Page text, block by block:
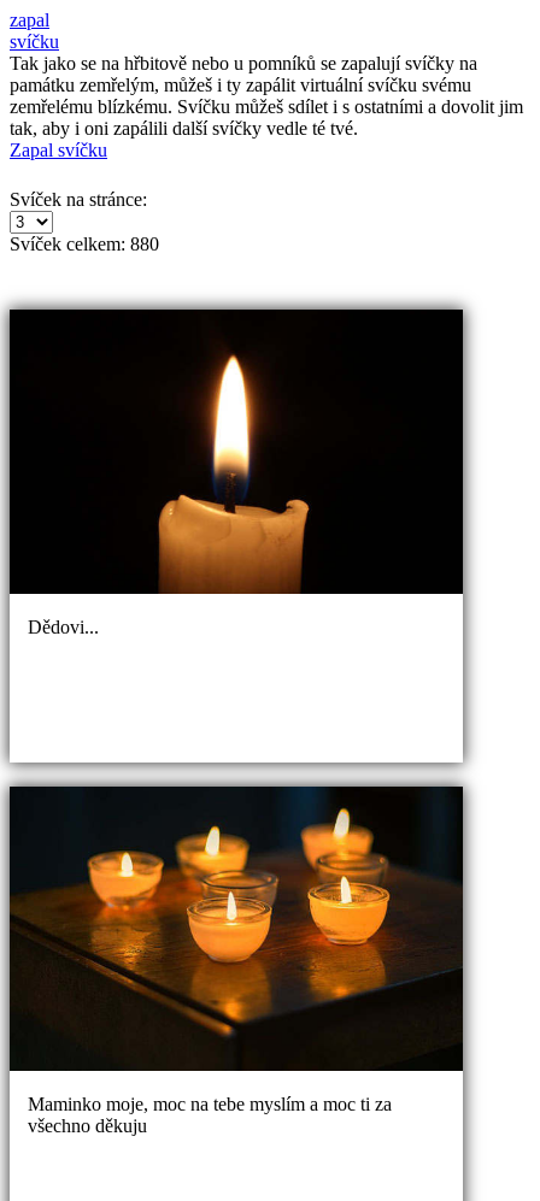
zapal
svíčku
Tak jako se na hřbitově nebo u pomníků se zapalují svíčky na
památku zemřelým, můžeš i ty zapálit virtuální svíčku svému
zemřelému blízkému. Svíčku můžeš sdílet i s ostatními a dovolit jim
tak, aby i oni zapálili další svíčky vedle té tvé.
Zapal svíčku
Svíček na stránce:
Svíček celkem: 880
Dědovi...
Maminko moje, moc na tebe myslím a moc ti za
všechno děkuju